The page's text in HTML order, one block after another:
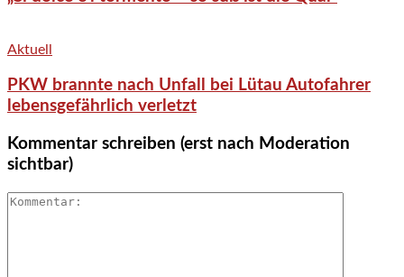
Aktuell
PKW brannte nach Unfall bei Lütau Autofahrer
lebensgefährlich verletzt
Kommentar schreiben (erst nach Moderation
sichtbar)